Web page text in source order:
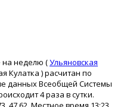
на неделю (Ульяновская
Кулатка ) расчитан по
данных Всеобщей Системы
4 раза в сутки.